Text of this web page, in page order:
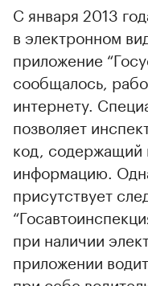
С января 2013
в электронном
приложение
сообщалось,
интернету.
позволяет
код,
информацию.
присутствует
при наличии
приложении